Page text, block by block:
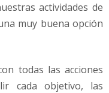
actividades de
muy buena opción
todas las acciones
cada objetivo, las